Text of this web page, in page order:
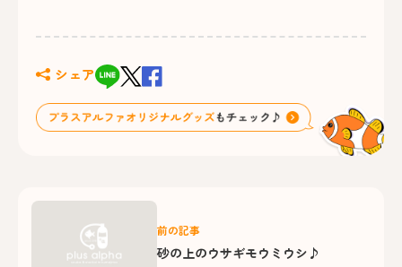
シェア
前の記事
砂の上のウサギモウミウシ♪